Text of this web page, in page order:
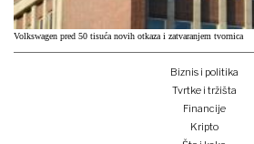
Volkswagen pred 50 tisuća novih otkaza i zatvaranjem tvornica
Biznis i politika
Tvrtke i tržišta
Financije
Kripto